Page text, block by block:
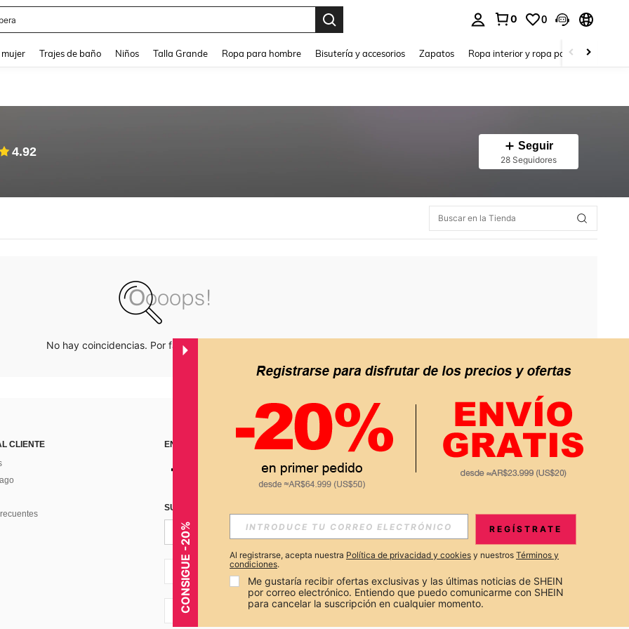
0 0
Trajes de baño Niños Talla Grande Ropa para hombre Bisutería y accesorios Zapatos Ropa interior y ropa para dormir
4.92 Seguir
28 Seguidores
No hay coincidencias. Por favor inténtalo de nuevo.
CLIENTE
ENCUÉNTRANOS EN APP
SUSCRÍBETE PARA RECIBIR OFERTAS EXCLUSIVAS, PROMOCIONES Y NOTICIAS DE SHEIN
Suscribir
AR + 54
AR + 54
CONSIGUE -20% REGÍSTRATE
Al registrarse, acepta nuestra Política de privacidad y cookies y nuestros Términos y
condiciones.
Me gustaría recibir ofertas exclusivas y las últimas noticias de SHEIN
por correo electrónico. Entiendo que puedo comunicarme con SHEIN
para cancelar la suscripción en cualquier momento.